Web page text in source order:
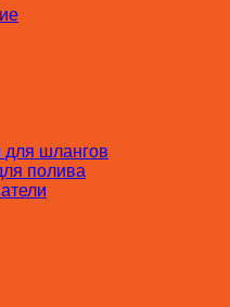
для шлангов
полива